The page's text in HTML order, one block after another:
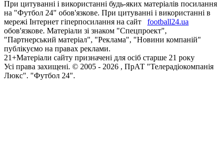
При цитуванні і використанні будь-яких матеріалів посилання
на "Футбол 24" обов'язкове. При цитуванні і використанні в
мережі Інтернет гіперпосилання на сайт
football24.ua
обов'язкове. Матеріали зі знаком "Спецпроект",
"Партнерський матеріал", "Реклама", "Новини компаній"
публікуємо на правах реклами.
21+Матеріали сайту призначені для осіб старше 21 року
Усi права захищенi. © 2005 - 2026 , ПрАТ "Телерадіокомпанія
Люкс". "Футбол 24".